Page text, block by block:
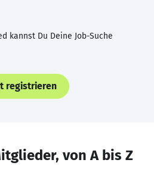
kannst Du Deine Job-Suche
registrieren
von A bis Z